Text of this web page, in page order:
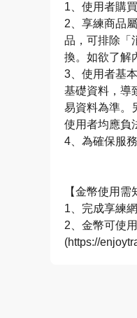
1、使用者購
2、享練商品
品，可排除「
換。如欲了解
3、使用者基
基礎資料，導
易資料為準。
使用者均應負
4、為確保服
【金幣使用需
1、完成享練
2、金幣可使
(https://